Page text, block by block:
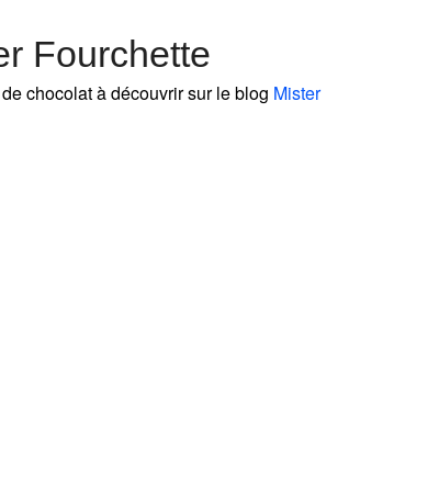
Fourchette
chocolat à découvrir sur le blog Mister